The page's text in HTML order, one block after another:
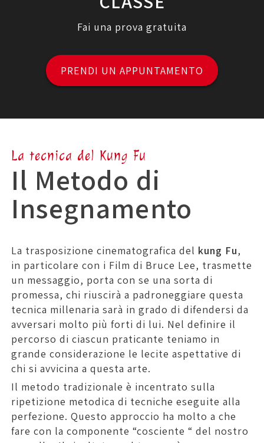
Fai una prova gratuita
PRENDI UN APPUNTAMENTO
La tecnica del Kung Fu
Il Metodo di
Insegnamento
La trasposizione cinematografica del kung Fu,
in particolare con i Film di Bruce Lee, trasmette
un messaggio, porta con se una sorta di
promessa, chi riuscirà a padroneggiare questa
tecnica millenaria sarà in grado di difendersi da
avversari molto più forti di lui. Nel definire il
percorso di ciascun praticante teniamo in
grande considerazione le lecite aspettative di
chi si avvicina a questa arte.
Il metodo tradizionale è incentrato sulla
ripetizione metodica di tecniche eseguite alla
perfezione. Questo approccio ha molto a che
fare con la componente “cosciente “ del nostro